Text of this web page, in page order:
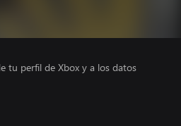
tu perfil de Xbox y a los datos